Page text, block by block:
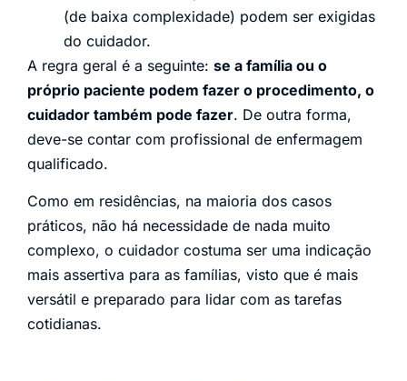
(de baixa complexidade) podem ser exigidas
do cuidador.
A regra geral é a seguinte: se a família ou o
próprio paciente podem fazer o procedimento, o
cuidador também pode fazer. De outra forma,
deve-se contar com profissional de enfermagem
qualificado.
Como em residências, na maioria dos casos
práticos, não há necessidade de nada muito
complexo, o cuidador costuma ser uma indicação
mais assertiva para as famílias, visto que é mais
versátil e preparado para lidar com as tarefas
cotidianas.